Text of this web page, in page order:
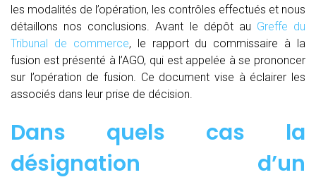
les modalités de l’opération, les contrôles effectués et nous
détaillons nos conclusions. Avant le dépôt au Greffe du
Tribunal de commerce, le rapport du commissaire à la
fusion est présenté à l’AGO, qui est appelée à se prononcer
sur l’opération de fusion. Ce document vise à éclairer les
associés dans leur prise de décision.
Dans quels cas la
désignation d’un